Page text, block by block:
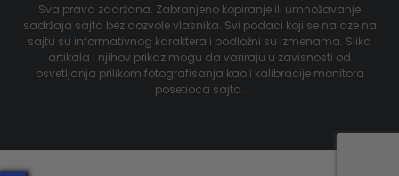
Sva prava zadržana. Zabranjeno kopiranje ili umnožavanje
sadržaja sajta bez dozvole vlasnika. Svi podaci koji se nalaze na
sajtu su informativnog karaktera i podložni su izmenama. Slika
artikala i njihov prikaz mogu da variraju u zavisnosti od
osvetljanja prilikom fotografisanja kao i kalibracije monitora
posetioca sajta.